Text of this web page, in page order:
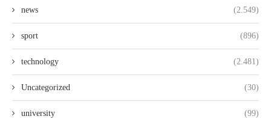
news (2.549)
sport (896)
technology (2.481)
Uncategorized (30)
university (99)